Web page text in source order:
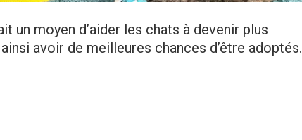
un moyen d’aider les chats à devenir plus
avoir de meilleures chances d’être adoptés.